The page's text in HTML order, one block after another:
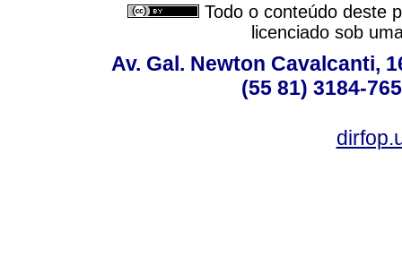
Todo o conteúdo deste
licenciado sob
Av. Gal. Newton Cavalcanti,
(55 81) 3184-